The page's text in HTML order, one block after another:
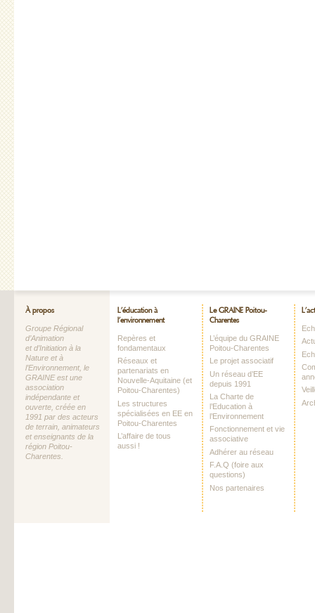
À propos
Groupe Régional
d’Animation
et d’Initiation à la
Nature et à
l’Environnement, le
GRAINE est une
association
indépendante et
ouverte, créée en
1991 par des acteurs
de terrain, animateurs
et enseignants de la
région Poitou-
Charentes.
L’éducation à
l’environnement
Repères et
fondamentaux
Réseaux et
partenariats en
Nouvelle-Aquitaine (et
Poitou-Charentes)
Les structures
spécialisées en EE en
Poitou-Charentes
L’affaire de tous
aussi !
Le GRAINE Poitou-
Charentes
L’équipe du GRAINE
Poitou-Charentes
Le projet associatif
Un réseau d’EE
depuis 1991
La Charte de
l’Education à
l’Environnement
Fonctionnement et vie
associative
Adhérer au réseau
F.A.Q (foire aux
questions)
Nos partenaires